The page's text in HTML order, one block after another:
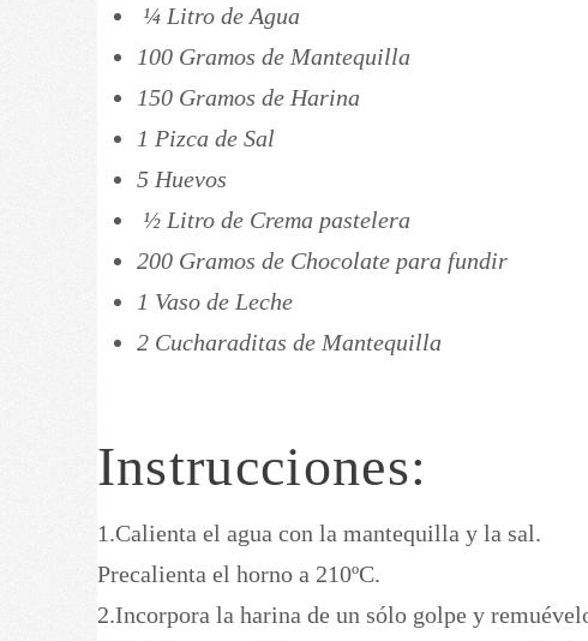
¼ Litro de Agua
100 Gramos de Mantequilla
150 Gramos de Harina
1 Pizca de Sal
5 Huevos
½ Litro de Crema pastelera
200 Gramos de Chocolate para fundir
1 Vaso de Leche
2 Cucharaditas de Mantequilla
Instrucciones:
1.Calienta el agua con la mantequilla y la sal.
Precalienta el horno a 210ºC.
2.Incorpora la harina de un sólo golpe y